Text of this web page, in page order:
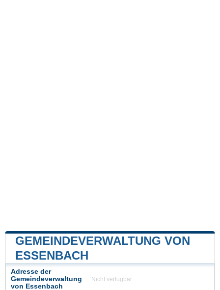
GEMEINDEVERWALTUNG VON
ESSENBACH
Adresse der
Gemeindeverwaltung
von Essenbach
Nicht verfügbar